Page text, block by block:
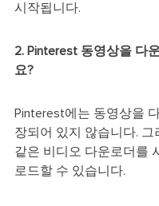
시작됩니다.
2. Pinterest 동영상을 다
요?
Pinterest에는 동영상을
장되어 있지 않습니다. 그
같은 비디오 다운로더를
로드할 수 있습니다.